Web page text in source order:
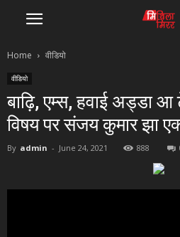
Home वीडियो
वीडियो
बाढ़ि, एम्स, हवाई अड्डा आ
विषय पर संजय कुमार झा
By admin - June 24, 2021 888